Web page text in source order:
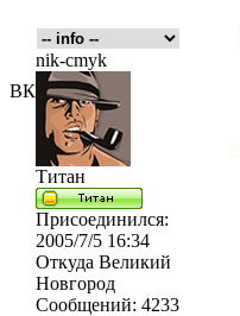
ВК
nik-cmyk
Титан
Присоединился:
2005/7/5 16:34
Откуда Великий
Новгород
Сообщений: 4233